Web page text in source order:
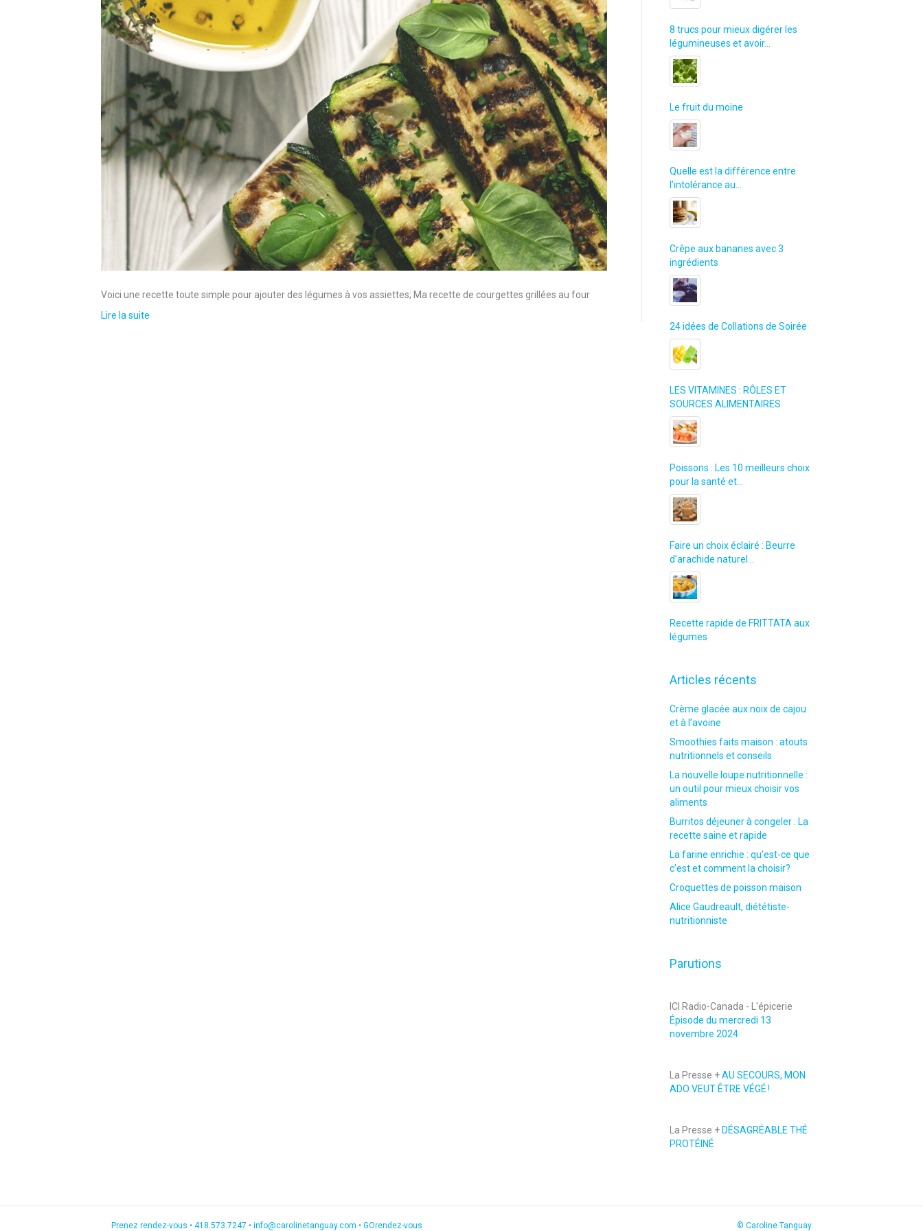
Voici une recette toute simple pour ajouter des légumes à vos assiettes; Ma recette de courgettes grillées au four
Lire la suite
8 trucs pour mieux digérer les
légumineuses et avoir…
Le fruit du moine
Quelle est la différence entre
l’intolérance au…
Crêpe aux bananes avec 3
ingrédients
24 idées de Collations de Soirée
LES VITAMINES : RÔLES ET
SOURCES ALIMENTAIRES
Poissons : Les 10 meilleurs choix
pour la santé et…
Faire un choix éclairé : Beurre
d’arachide naturel…
Recette rapide de FRITTATA aux
légumes
Articles récents
Crème glacée aux noix de cajou
et à l’avoine
Smoothies faits maison : atouts
nutritionnels et conseils
La nouvelle loupe nutritionnelle :
un outil pour mieux choisir vos
aliments
Burritos déjeuner à congeler : La
recette saine et rapide
La farine enrichie : qu’est-ce que
c’est et comment la choisir?
Croquettes de poisson maison
Alice Gaudreault, diététiste-
nutritionniste
Parutions
ICI Radio-Canada - L'épicerie
Épisode du mercredi 13
novembre 2024
La Presse +AU SECOURS, MON
ADO VEUT ÊTRE VÉGÉ !
La Presse + DÉSAGRÉABLE THÉ
PROTÉINÉ
Prenez rendez-vous • 418.573.7247 • info@carolinetanguay.com • GOrendez-vous © Caroline Tanguay